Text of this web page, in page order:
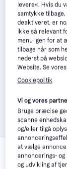
Se vores forslag
levere«. Hvis du
samtykke
deaktiveret, er
ikke så relevant
menu igen for at
tilbage når som
nederst på
Website. Se
Cookiepolitik
Vi og vores
Bruge præcise
scanne
og/eller tilgå
at vælge
annoncerings-
og udvikling af